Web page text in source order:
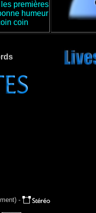
premières
humeur
coin
-